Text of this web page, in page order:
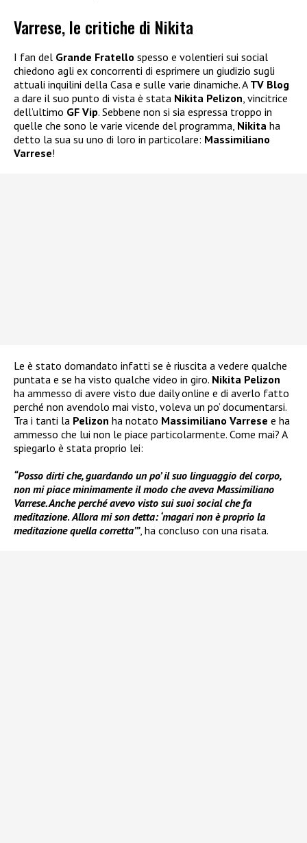
Varrese, le critiche di Nikita
I fan del Grande Fratello spesso e volentieri sui social
chiedono agli ex concorrenti di esprimere un giudizio sugli
attuali inquilini della Casa e sulle varie dinamiche. A TV Blog
a dare il suo punto di vista è stata Nikita Pelizon , vincitrice
dell’ultimo GF Vip. Sebbene non si sia espressa troppo in
quelle che sono le varie vicende del programma, Nikita ha
detto la sua su uno di loro in particolare: Massimiliano
Varrese!
Le è stato domandato infatti se è riuscita a vedere qualche
puntata e se ha visto qualche video in giro. Nikita Pelizon
ha ammesso di avere visto due daily online e di averlo fatto
perché non avendolo mai visto, voleva un po’ documentarsi.
Tra i tanti la Pelizon ha notato Massimiliano Varrese e ha
ammesso che lui non le piace particolarmente. Come mai? A
spiegarlo è stata proprio lei:
“Posso dirti che, guardando un po’ il suo linguaggio del corpo,
non mi piace minimamente il modo che aveva Massimiliano
Varrese. Anche perché avevo visto sui suoi social che fa
meditazione. Allora mi son detta: ‘magari non è proprio la
meditazione quella corretta’”, ha concluso con una risata.